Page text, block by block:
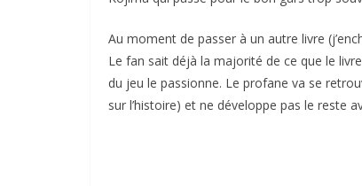
Au moment de passer à un autre livre
Le fan sait déjà la majorité de ce que le
du jeu le passionne. Le profane va se
sur l’histoire) et ne développe pas le reste